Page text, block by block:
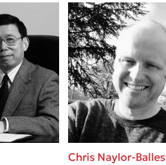
Chris Naylor-